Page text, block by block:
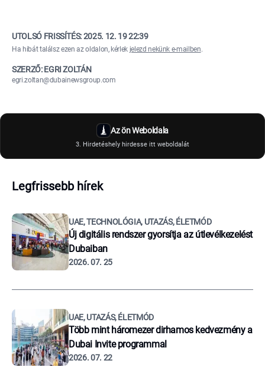
UTOLSÓ FRISSÍTÉS:2025. 12. 19 22:39
Ha hibát találsz ezen az oldalon, kérlek jelezd nekünk e-mailben.
SZERZŐ: EGRI ZOLTÁN
egri.zoltan@dubainewsgroup.com
Az ön Weboldala
3. Hirdetéshely hirdesse itt weboldalát
Legfrissebb hírek
UAE, TECHNOLÓGIA, UTAZÁS, ÉLETMÓD
Új digitális rendszer gyorsítja az útlevélkezelést
Dubaiban
2026. 07. 25
UAE, UTAZÁS, ÉLETMÓD
Több mint háromezer dirhamos kedvezmény a
Dubai Invite programmal
2026. 07. 22